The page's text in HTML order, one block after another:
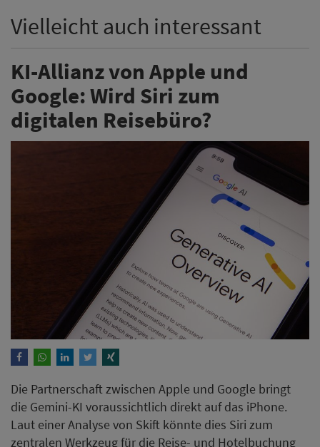
Vielleicht auch interessant
KI-Allianz von Apple und
Google: Wird Siri zum
digitalen Reisebüro?
Die Partnerschaft zwischen Apple und Google bringt
die Gemini-KI voraussichtlich direkt auf das iPhone.
Laut einer Analyse von Skift könnte dies Siri zum
zentralen Werkzeug für die Reise- und Hotelbuchung